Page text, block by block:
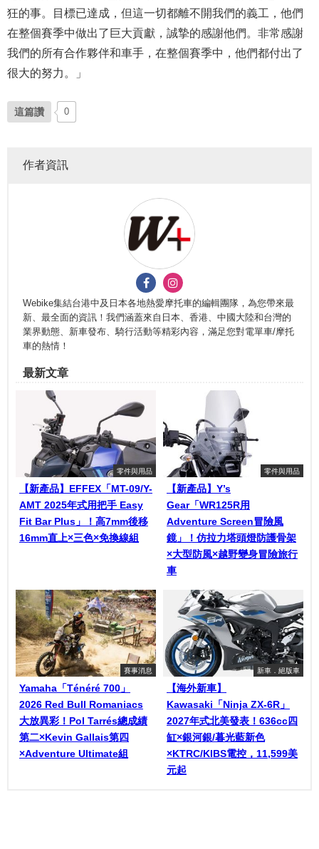
狂的事。目標已達成，但這一切都離不開我們的義工，他們
在整個賽季中做出了巨大貢獻，誠摯的感謝他們。非常感謝
我們的所有合作夥伴和車手，在整個賽季中，他們都付出了
很大的努力。」
這篇讚 0
作者資訊
Webike集結台港中及日本各地熱愛摩托車的編輯團隊，為您帶來最
新、最全面的資訊！我們涵蓋來自日本、香港、中國大陸和台灣的
業界動態、新車發布、騎行活動等精彩內容，滿足您對電單車/摩托
車的熱情！
最新文章
零件與用品
【新產品】EFFEX「MT-09/Y-
AMT 2025年式用把手 Easy
Fit Bar Plus」！高7mm後移
16mm直上×三色×免換線組
零件與用品
【新產品】Y’s
Gear「WR125R用
Adventure Screen冒險風
鏡」！仿拉力塔頭燈防護骨架
×大型防風×越野變身冒險旅行
車
賽事消息
Yamaha「Ténéré 700」
2026 Red Bull Romaniacs
大放異彩！Pol Tarrés總成績
第二×Kevin Gallais第四
×Adventure Ultimate組
新車．絕版車
【海外新車】
Kawasaki「Ninja ZX-6R」
2027年式北美發表！636cc四
缸×銀河銀/暮光藍新色
×KTRC/KIBS電控，11,599美
元起